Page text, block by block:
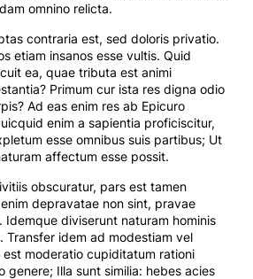
omnino relicta.
contraria est, sed doloris privatio.
etiam insanos esse vultis. Quid
ea, quae tributa est animi
Primum cur ista res digna odio
Ad eas enim res ab Epicuro
enim a sapientia proficiscitur,
esse omnibus suis partibus; Ut
affectum esse possit.
obscuratur, pars est tamen
depravatae non sint, pravae
Idemque diviserunt naturam hominis
Transfer idem ad modestiam vel
moderatio cupiditatum rationi
genere; Illa sunt similia: hebes acies